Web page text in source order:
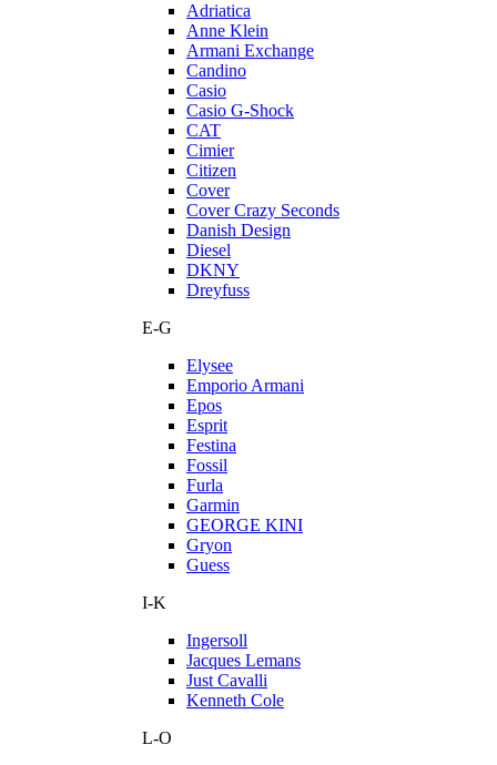
Adriatica
Anne Klein
Armani Exchange
Candino
Casio
Casio G-Shock
CAT
Cimier
Citizen
Cover
Cover Crazy Seconds
Danish Design
Diesel
DKNY
Dreyfuss
E-G
Elysee
Emporio Armani
Epos
Esprit
Festina
Fossil
Furla
Garmin
GEORGE KINI
Gryon
Guess
I-K
Ingersoll
Jacques Lemans
Just Cavalli
Kenneth Cole
L-O